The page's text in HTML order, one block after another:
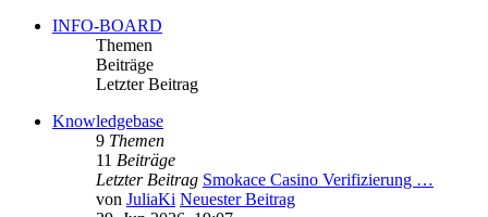
INFO-BOARD
Themen
Beiträge
Letzter Beitrag
Knowledgebase
9 Themen
11 Beiträge
Letzter Beitrag Smokace Casino Verifizierung …
von JuliaKi Neuester Beitrag